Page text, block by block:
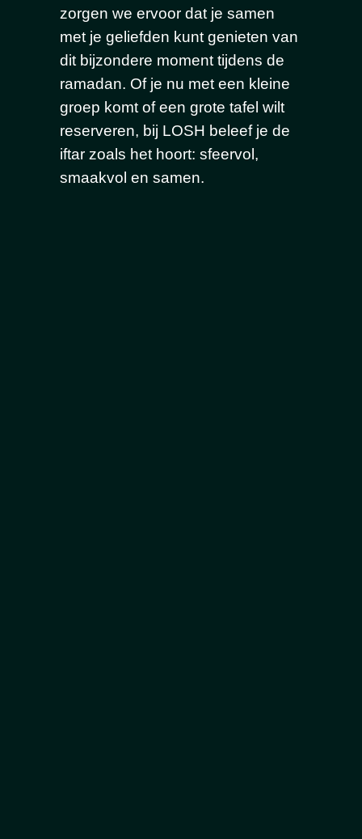
zorgen we ervoor dat je samen
met je geliefden kunt genieten van
dit bijzondere moment tijdens de
ramadan. Of je nu met een kleine
groep komt of een grote tafel wilt
reserveren, bij LOSH beleef je de
iftar zoals het hoort: sfeervol,
smaakvol en samen.